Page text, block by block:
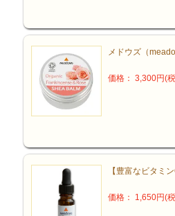
メドウズ（
価格： 3,300円(
【豊富なビタミ
価格： 1,650円(